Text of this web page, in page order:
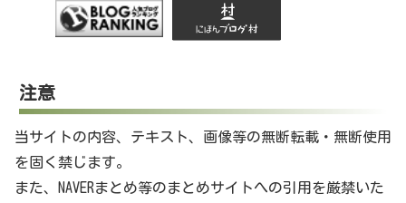
注意
当サイトの内容、テキスト、画像等の無断転載・無断使用
を固く禁じます。
また、NAVERまとめ等のまとめサイトへの引用を厳禁いた